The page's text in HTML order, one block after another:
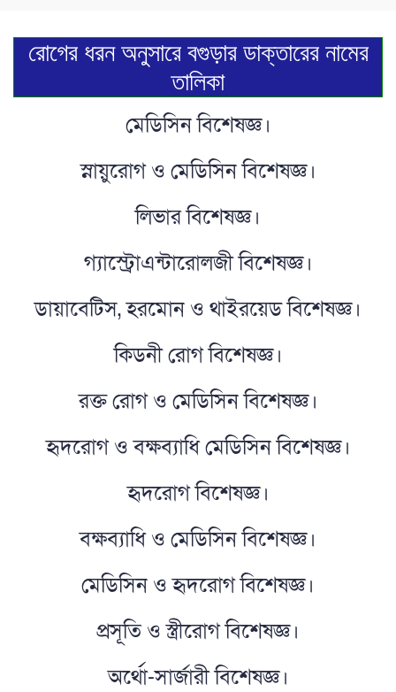
রোগের ধরন অনুসারে বগুড়ার ডাক্তারের নামের
তালিকা
মেডিসিন বিশেষজ্ঞ।
স্নায়ুরোগ ও মেডিসিন বিশেষজ্ঞ।
লিভার বিশেষজ্ঞ।
গ্যাস্ট্রোএন্টারোলজী বিশেষজ্ঞ।
ডায়াবেটিস, হরমোন ও থাইরয়েড বিশেষজ্ঞ।
কিডনী রোগ বিশেষজ্ঞ।
রক্ত রোগ ও মেডিসিন বিশেষজ্ঞ।
হৃদরোগ ও বক্ষব্যাধি মেডিসিন বিশেষজ্ঞ।
হৃদরোগ বিশেষজ্ঞ।
বক্ষব্যাধি ও মেডিসিন বিশেষজ্ঞ।
মেডিসিন ও হৃদরোগ বিশেষজ্ঞ।
প্রসূতি ও স্ত্রীরোগ বিশেষজ্ঞ।
অর্থো-সার্জারী বিশেষজ্ঞ।